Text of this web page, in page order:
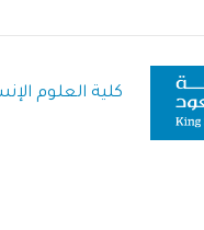
كلية العلوم